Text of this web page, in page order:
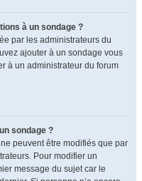
à un sondage ?
par les administrateurs du
ajouter à un sondage vous
à un administrateur du forum
sondage ?
peuvent être modifiés que par
Pour modifier un
message du sujet car le